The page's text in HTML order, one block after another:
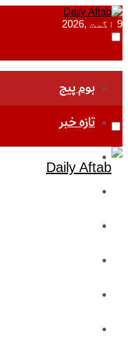
9 اگست ,2026
ہوم پیج
تازہ خبر